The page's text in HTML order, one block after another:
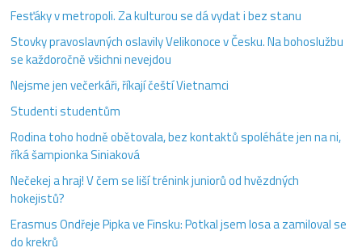
Fesťáky v metropoli. Za kulturou se dá vydat i bez stanu
Stovky pravoslavných oslavily Velikonoce v Česku. Na bohoslužbu
se každoročně všichni nevejdou
Nejsme jen večerkáři, říkají čeští Vietnamci
Studenti studentům
Rodina toho hodně obětovala, bez kontaktů spoléháte jen na ni,
říká šampionka Siniaková
Nečekej a hraj! V čem se liší trénink juniorů od hvězdných
hokejistů?
Erasmus Ondřeje Pipka ve Finsku: Potkal jsem losa a zamiloval se
do krekrů